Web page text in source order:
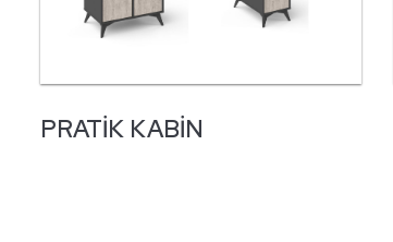
PRATIK KABIN